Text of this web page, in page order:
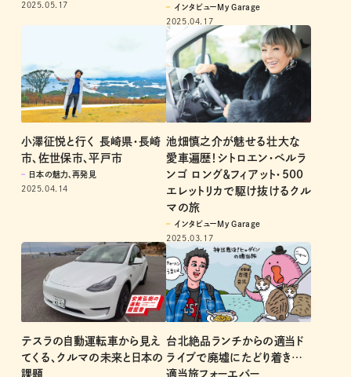
2025.05.17
インタビューMy Garage
2025.04.17
小澤征悦と行く 長崎県・長崎
市、佐世保市、平戸市
日本の魅力、再発見
2025.04.14
池畑慎之介が魅せる壮大な
愛車遍歴！シトロエン・ベルラ
ンゴ ロング＆フィアット・500
エレットリカで駆け抜けるクル
マの旅
インタビューMy Garage
2025.03.17
テスラの自動運転車から見え
てくる、クルマの未来と日本の
課題
台北絶品ランチからの適当ド
ライブで廃墟にたどり着き…
適当旅フォーエバー